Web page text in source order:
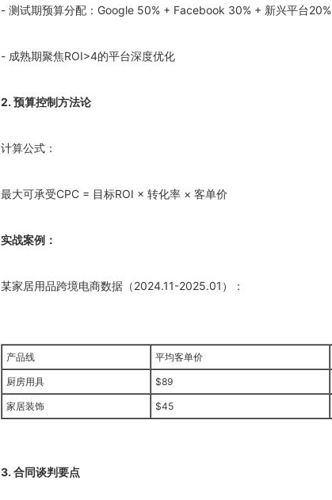
- 测试期预算分配：Google 50% + Facebook 30% + 新兴平台20%
- 成熟期聚焦ROI>4的平台深度优化
2. 预算控制方法论
计算公式：
最大可承受CPC = 目标ROI × 转化率 × 客单价
实战案例：
某家居用品跨境电商数据（2024.11-2025.01）：
产品线 平均客单价
厨房用具 $89
家居装饰 $45
3. 合同谈判要点